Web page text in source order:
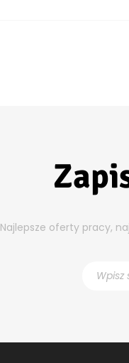
Najlepsze oferty pracy,